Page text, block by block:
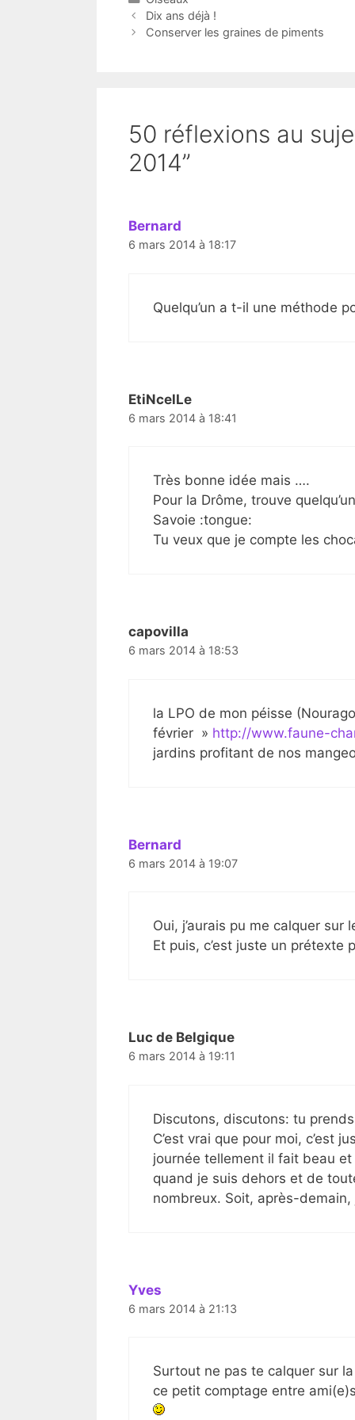
Dix ans déjà !
Conserver les graines de piments
50 réflexions au
2014”
Bernard
6 mars 2014 à 18:17
Quelqu’un a t-il une méthode
EtiNcelLe
6 mars 2014 à 18:41
Très bonne idée mais ….
Pour la Drôme, trouve
Savoie :tongue:
Tu veux que je compte les
capovilla
6 mars 2014 à 18:53
la LPO de mon péisse
février » http://www.faune-
jardins profitant de nos
Bernard
6 mars 2014 à 19:07
Oui, j’aurais pu me calquer sur
Et puis, c’est juste un
Luc de Belgique
6 mars 2014 à 19:11
Discutons, discutons: tu
C’est vrai que pour moi, c’est
journée tellement il fait beau
quand je suis dehors et de
nombreux. Soit, après-demain,
Yves
6 mars 2014 à 21:13
Surtout ne pas te calquer sur
ce petit comptage entre